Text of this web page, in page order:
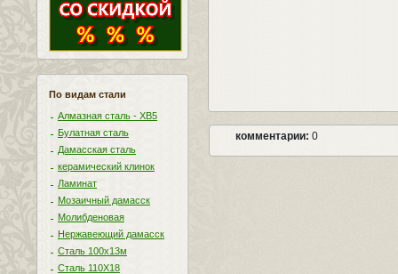
По видам стали
Алмазная сталь - ХВ5
Булатная сталь
Дамасская сталь
керамический клинок
Ламинат
Мозаичный дамасск
Молибденовая
Нержавеющий дамасск
Сталь 100х13м
Сталь 110Х18
комментарии: 0